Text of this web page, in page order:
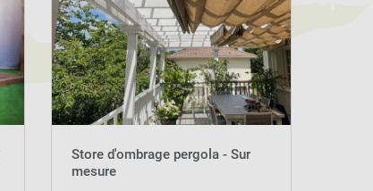
Store d'ombrage pergola - Sur
mesure